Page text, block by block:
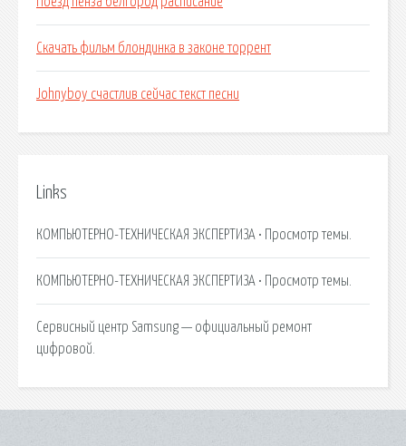
Скачать фильм блондинка в законе торрент
Johnyboy счастлив сейчас текст песни
Links
КОМПЬЮТЕРНО-ТЕХНИЧЕСКАЯ ЭКСПЕРТИЗА • Просмотр темы.
КОМПЬЮТЕРНО-ТЕХНИЧЕСКАЯ ЭКСПЕРТИЗА • Просмотр темы.
Сервисный центр Samsung — официальный ремонт
цифровой.